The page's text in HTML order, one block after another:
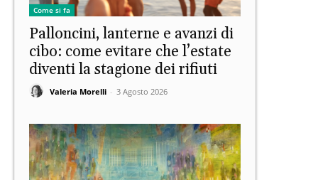
Come si fa
Palloncini, lanterne e avanzi di
cibo: come evitare che l’estate
diventi la stagione dei rifiuti
Valeria Morelli - 3 Agosto 2026